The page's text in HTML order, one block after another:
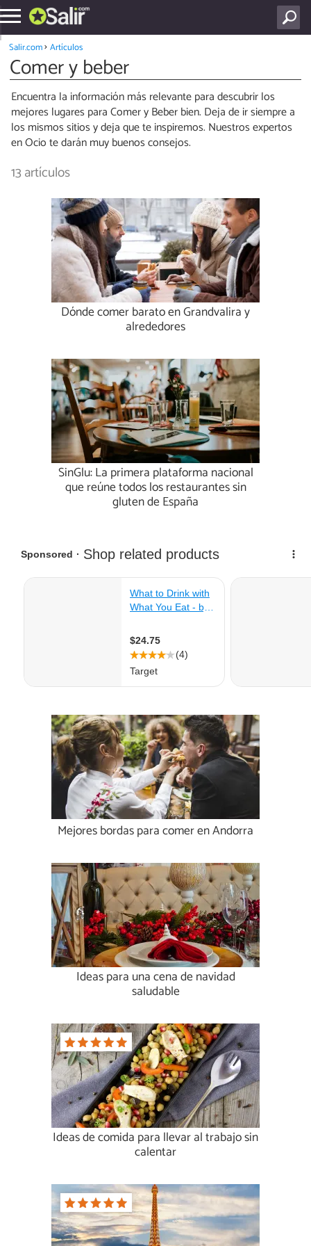
Salir.com Artículos
Comer y beber
Encuentra la información más relevante para descubrir los
mejores lugares para Comer y Beber bien. Deja de ir siempre a
los mismos sitios y deja que te inspiremos. Nuestros expertos
en Ocio te darán muy buenos consejos.
13 artículos
Dónde comer barato en Grandvalira y
alrededores
SinGlu: La primera plataforma nacional
que reúne todos los restaurantes sin
gluten de España
Mejores bordas para comer en Andorra
Ideas para una cena de navidad
saludable
Ideas de comida para llevar al trabajo sin
calentar